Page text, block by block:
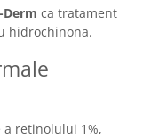
ca tratament
hidrochinona.
retinolului 1%,